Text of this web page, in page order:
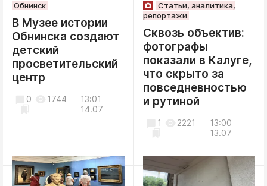
Обнинск
В Музее истории
Обнинска создают
детский
просветительский
центр
13:01
14.07
0 1744
Статьи, аналитика,
репортажи
Сквозь объектив:
фотографы
показали в Калуге,
что скрыто за
повседневностью
и рутиной
13:00
13.07
1 2221